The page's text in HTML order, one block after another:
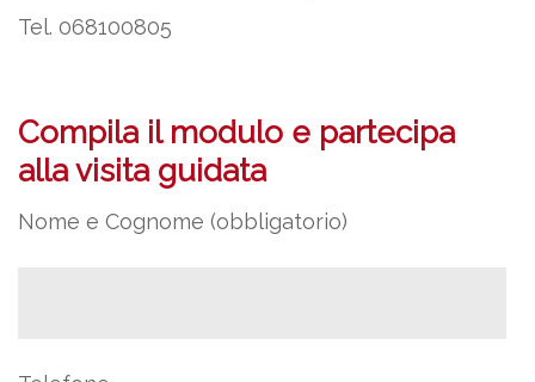
Tel. 068100805
Compila il modulo e partecipa
alla visita guidata
Nome e Cognome (obbligatorio)